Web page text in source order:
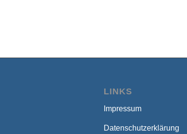
LINKS
Impressum
Datenschutzerklärung